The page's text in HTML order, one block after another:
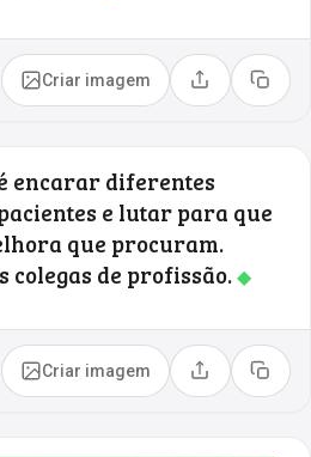
Criar imagem Compartilhar
Copiar
encarar diferentes
e lutar para que
que procuram.
colegas de profissão.◆
Criar imagem Compartilhar
Copiar